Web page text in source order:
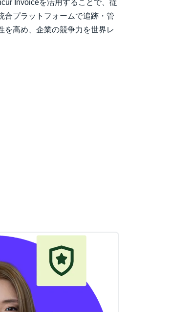
Invoiceを活用することで、従
合プラットフォームで追跡・管
を高め、企業の競争力を世界レ